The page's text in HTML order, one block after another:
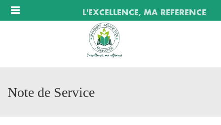
Menu L'EXCELLENCE, MA REFERENCE
Note de Service